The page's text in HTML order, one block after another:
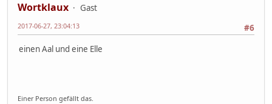
Wortklaux
Gast
#6
2017-06-27, 23:04:13
einen Aal und eine Elle
Einer Person gefällt das.